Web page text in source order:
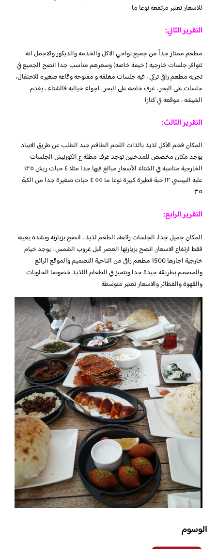
للاسعار تعتبر مرتفعه نوعا ما
التقرير الثاني:
مطعم ممتاز جداً من جميع نواحي الاكل والخدمه والديكور والاجمل انه
تتوافر جلسات خارجيه ( خيمة خاصه) وسعرهم مناسب جدا انصح الجميع في
تجربه مطعم راقي تركي ، فيه جلسات مغلقه و مفتوحه وقاعه صغيره للاحتفال،
جلسات على اليحر ، غرف خاصه على البحر . اجواء خياليه فالشتاء ، يقدم
الشيشه ، موقعه في كتارا
التقرير الثالث:
المكان فخم الأكل لذيذ بالذات اللحم الطاقم جيد الطلب عن طريق الايباد
يوجد مكان مخصص للمدخنين توجد غرف مطلة ع الكورنيش الجلسات
الخارجية مناسبة في الشتاء الأسعار مبالغ فيها جدا مثلا ٤ حبات ريش ١٢٥
علبة البيبسي ١٢ حبة فطيرة كبيرة نوعا ما ٥٥ ٤ حبات صغيرة جدا من الكبة
٣٥
التقرير الرابع:
المكان جميل جدا، الجلسات رائعة، الطعم لذيذ ، انصح بزيارته وبشده يعيبه
فقط ارتفاع الاسعار. انصح بزيارتها العصر قبل غروب الشمس ، يوجد خيام
خارجية اجارها 1500 مطعم راقى من الناحية التصميم والموقع الرائع
والمصمم بطريقة جيدة جدا ويتميز في الطعام اللذيذ خصوصا الحلويات
والقهوة والفطائر والاسعار تعتبر متوسطة
الوسوم